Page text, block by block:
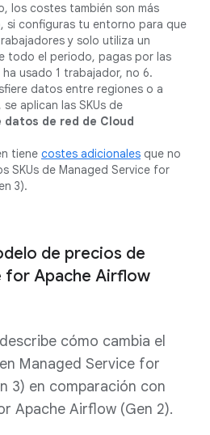
los costes también son más
si configuras tu entorno para que
y solo utiliza un
todo el periodo, pagas por las
usado 1 trabajador, no 6.
datos entre regiones o a
aplican las SKUs de
de red de Cloud
tiene costes adicionales que no
SKUs de Managed Service for
3).
de precios de
for Apache Airflow
cómo cambia el
Managed Service for
3) en comparación con
Apache Airflow (Gen 2).